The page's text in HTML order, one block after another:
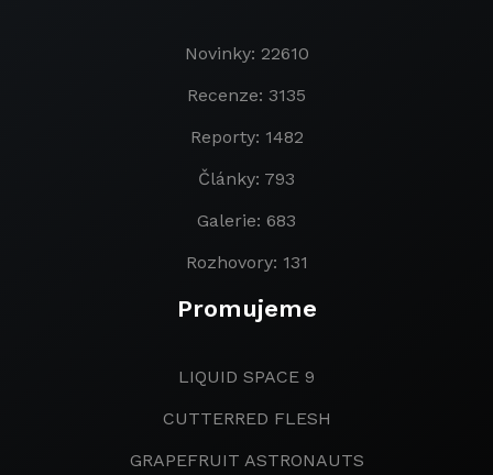
Novinky: 22610
Recenze: 3135
Reporty: 1482
Články: 793
Galerie: 683
Rozhovory: 131
Promujeme
LIQUID SPACE 9
CUTTERRED FLESH
GRAPEFRUIT ASTRONAUTS